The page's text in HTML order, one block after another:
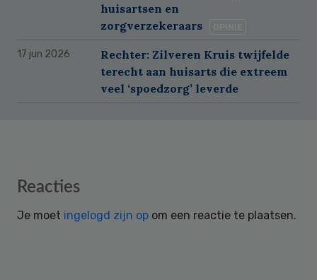
huisartsen en
zorgverzekeraars
17 jun 2026
Rechter: Zilveren Kruis twijfelde
terecht aan huisarts die extreem
veel ‘spoedzorg’ leverde
Reader
Reacties
Je moet ingelogd zijn op om een reactie te plaatsen.